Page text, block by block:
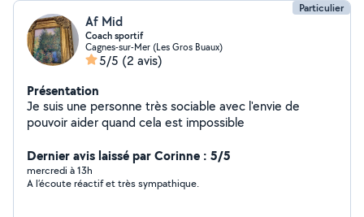
Particulier
Af Mid
Coach sportif
Cagnes-sur-Mer (Les Gros Buaux)
5/5 (2 avis)
Présentation
Je suis une personne très sociable avec l'envie de
pouvoir aider quand cela est impossible
Dernier avis laissé par Corinne : 5/5
mercredi à 13h
A l’écoute réactif et très sympathique.